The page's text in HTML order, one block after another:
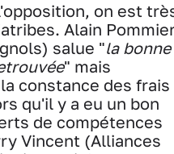
on est
Alain
salue "la bonne
" mais
constance des frais
qu'il y a eu un bon
de compétences
Vincent (Alliances